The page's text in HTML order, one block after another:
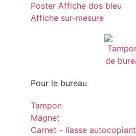
Poster Affiche dos bleu
Affiche sur-mesure
Pour le bureau
Tampon
Magnet
Carnet - liasse autocopiant